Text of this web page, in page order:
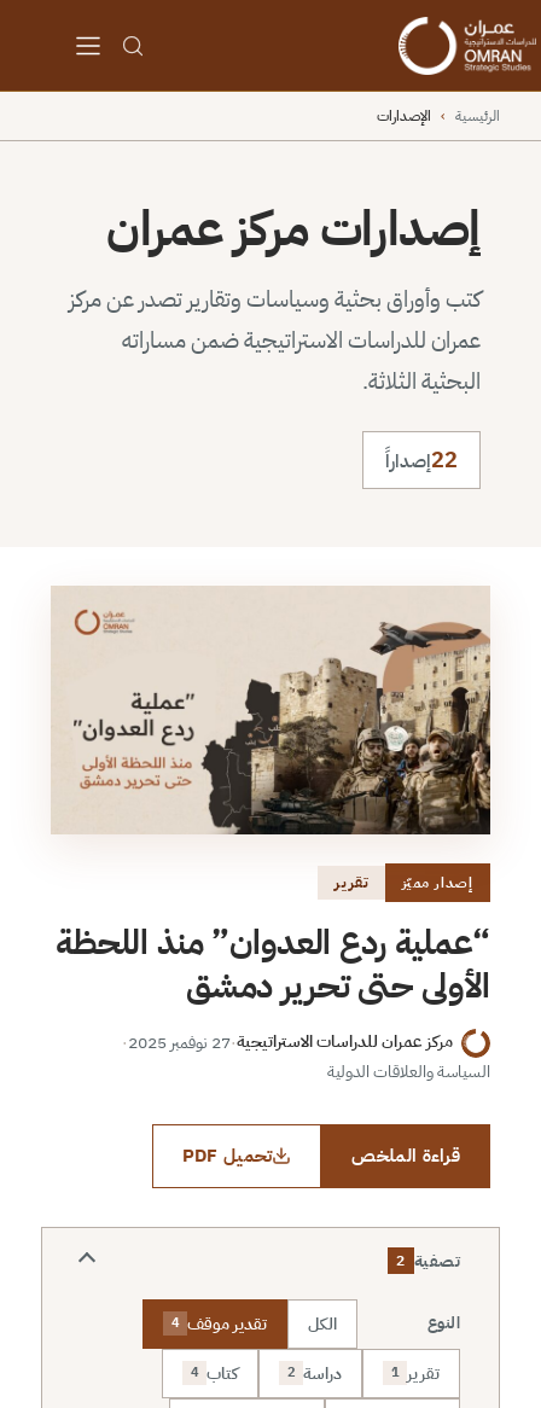
الرئيسية › الإصدارات
إصدارات مركز عمران
كتب وأوراق بحثية وسياسات وتقارير تصدر عن مركز
عمران للدراسات الاستراتيجية ضمن مساراته
البحثية الثلاثة.
22إصداراً
إصدار مميّز تقرير
“عملية ردع العدوان” منذ اللحظة
الأولى حتى تحرير دمشق
مركز عمران للدراسات الاستراتيجية·27 نوفمبر 2025
·
السياسة والعلاقات الدولية
قراءة الملخص تحميل PDF
تصفية 2
النوع الكل تقدير موقف 4
تقرير 1 دراسة 2 كتاب 4